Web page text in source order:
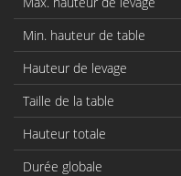
Min. hauteur de table
Hauteur de levage
Taille de la table
Hauteur totale
Durée globale